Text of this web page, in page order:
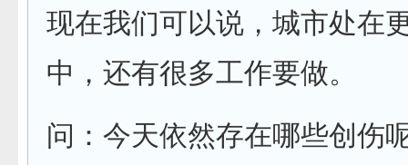
现在我们可以说，城市处在
中，还有很多工作要做。
问：今天依然存在哪些创伤